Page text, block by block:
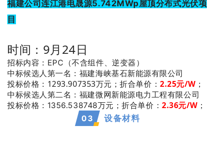
福建公司连江港电晟源5.742MWp屋顶分布式光伏项
目
时间：9月24日
招标内容：EPC（不含组件、逆变器）
中标候选人第一名 ：福建海峡基石新能源有限公司
投标价格：1293.907353万元；折合单价：2.25元/W；
中标候选人第二名 ：福建微网新能源电力工程有限公司
投标价格：1356.538748万元；折合单价：2.36元/W；
03 设备材料